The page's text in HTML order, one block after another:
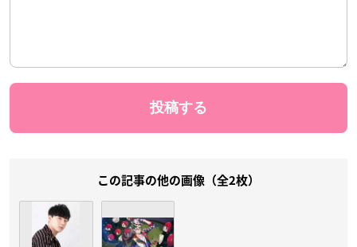
この記事の他の画像（全2枚）